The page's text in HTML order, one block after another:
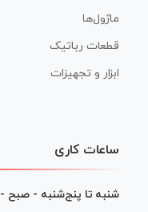
ماژول‌ها
قطعات رباتیک
ابزار و تجهیزات
ساعات کاری
شنبه تا پنج‌شنبه - صبح -